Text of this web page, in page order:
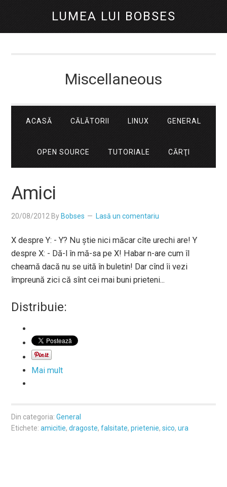
LUMEA LUI BOBSES
Miscellaneous
ACASĂ CĂLĂTORII LINUX GENERAL
OPEN SOURCE TUTORIALE CĂRŢI
Amici
20/08/2012 By Bobses Lasă un comentariu
X despre Y: - Y? Nu știe nici măcar cîte urechi are! Y
despre X: - Dă-l în mă-sa pe X! Habar n-are cum îl
cheamă dacă nu se uită în buletin! Dar cînd îi vezi
împreună zici că sînt cei mai buni prieteni...
Distribuie:
Mai mult
Din categoria:General
Etichete:amicitie,dragoste,falsitate,prietenie,sico,ura